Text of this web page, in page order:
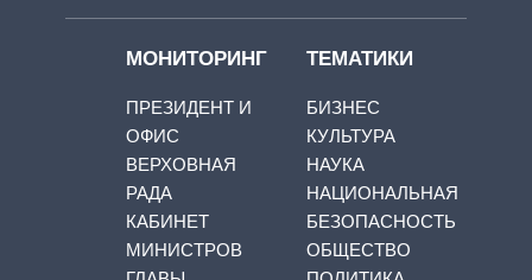
МОНИТОРИНГ
ПРЕЗИДЕНТ И
ОФИС
ВЕРХОВНАЯ
РАДА
КАБИНЕТ
МИНИСТРОВ
ТЕМАТИКИ
БИЗНЕС
КУЛЬТУРА
НАУКА
НАЦИОНАЛЬНАЯ
БЕЗОПАСНОСТЬ
ОБЩЕСТВО